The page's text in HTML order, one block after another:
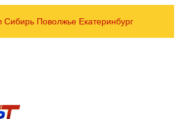
Сибирь Поволжье Екатеринбург